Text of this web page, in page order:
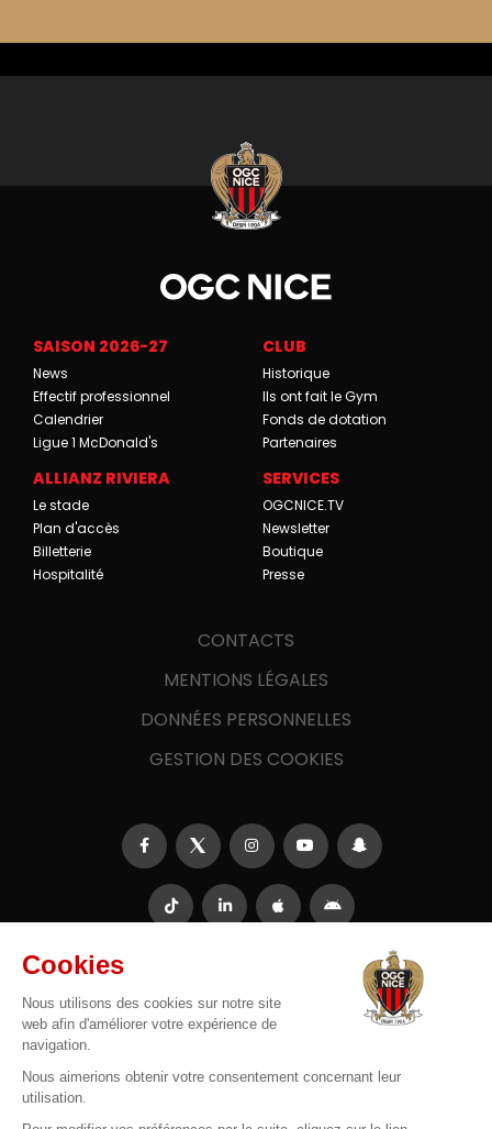
SAISON 2026-27
News
Effectif professionnel
Calendrier
Ligue 1 McDonald's
CLUB
Historique
Ils ont fait le Gym
Fonds de dotation
Partenaires
ALLIANZ RIVIERA
Le stade
Plan d'accès
Billetterie
Hospitalité
SERVICES
OGCNICE.TV
Newsletter
Boutique
Presse
CONTACTS
MENTIONS LÉGALES
DONNÉES PERSONNELLES
GESTION DES COOKIES